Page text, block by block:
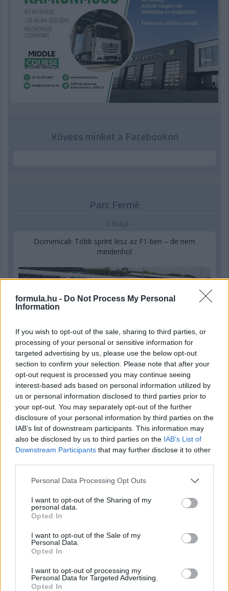
formula.hu - Do Not Process My Personal
Information
If you wish to opt-out of the sale, sharing to third parties, or
processing of your personal or sensitive information for
targeted advertising by us, please use the below opt-out
section to confirm your selection. Please note that after your
opt-out request is processed you may continue seeing
interest-based ads based on personal information utilized by
us or personal information disclosed to third parties prior to
your opt-out. You may separately opt-out of the further
disclosure of your personal information by third parties on the
IAB’s list of downstream participants. This information may
also be disclosed by us to third parties on the IAB’s List of
Downstream Participants that may further disclose it to other
Please note that this website/app uses one or more Google
not limited to your visit or usage behaviour. You may click to
grant or deny consent to Google and its third-party tags to
use your data for below specified purposes in below Google
consent section.
Personal Data Processing Opt Outs
I want to opt-out of the Sharing of my
personal data.
Opted In
I want to opt-out of the Sale of my
Personal Data.
Opted In
I want to opt-out of processing my
Personal Data for Targeted Advertising.
Opted In
Kövess minket a Facebookon
Parc Fermé
3 órája
Domenicali: Több sprint lesz az F1-ben – de nem
mindenhol
5 órája
„Lando és Oscar kapcsolata csak még erősebbé vált a
tavalyi év után” – Stella